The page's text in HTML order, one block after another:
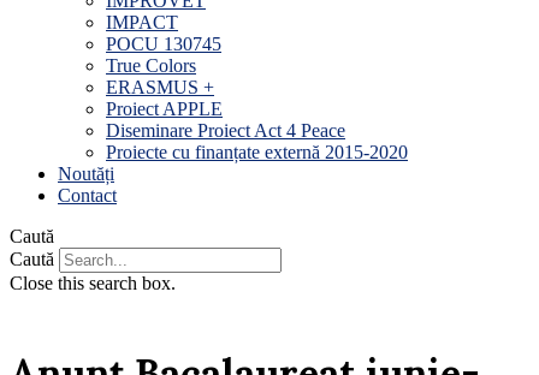
IMPACT
POCU 130745
True Colors
ERASMUS +
Proiect APPLE
Diseminare Proiect Act 4 Peace
Proiecte cu finanțate externă 2015-2020
Noutăți
Contact
Caută
Caută
Close this search box.